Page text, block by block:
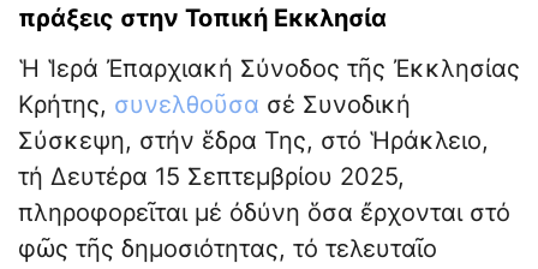
πράξεις στην Τοπική Εκκλησία
Ἡ Ἱερά Ἐπαρχιακή Σύνοδος τῆς Ἐκκλησίας
Κρήτης, συνελθοῦσα σέ Συνοδική
Σύσκεψη, στήν ἕδρα Της, στό Ἡράκλειο,
τή Δευτέρα 15 Σεπτεμβρίου 2025,
πληροφορεῖται μέ ὀδύνη ὅσα ἔρχονται στό
φῶς τῆς δημοσιότητας, τό τελευταῖο